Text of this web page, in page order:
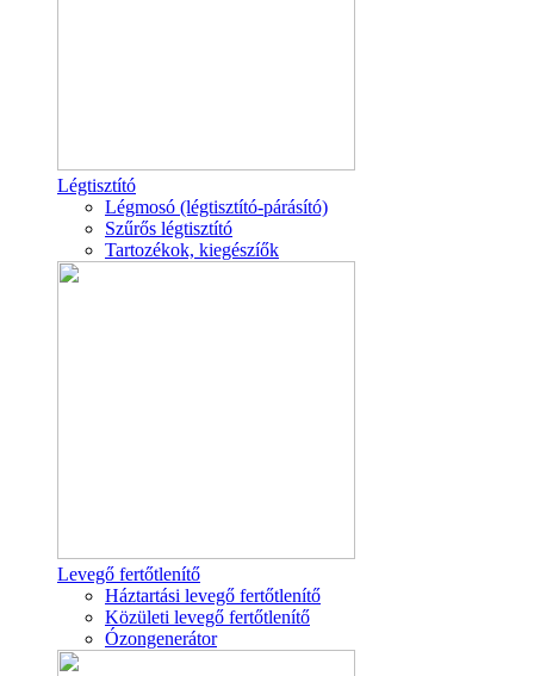
Légtisztító
Légmosó (légtisztító-párásító)
Szűrős légtisztító
Tartozékok, kiegészíők
Levegő fertőtlenítő
Háztartási levegő fertőtlenítő
Közületi levegő fertőtlenítő
Ózongenerátor